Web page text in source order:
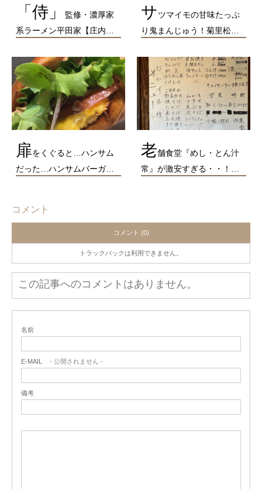
「侍」
監修・濃厚家
系ラーメン平田家【庄内…
サツマイモの甘味たっぷ
り鬼まんじゅう！菊里松…
扉をくぐると…ハンサム
だった…ハンサムバーガ…
老舗食堂『めし・とん汁
常』が激安すぎる・・！…
コメント
コメント (0)
トラックバックは利用できません。
この記事へのコメントはありません。
名前
E-MAIL - 公開されません -
備考